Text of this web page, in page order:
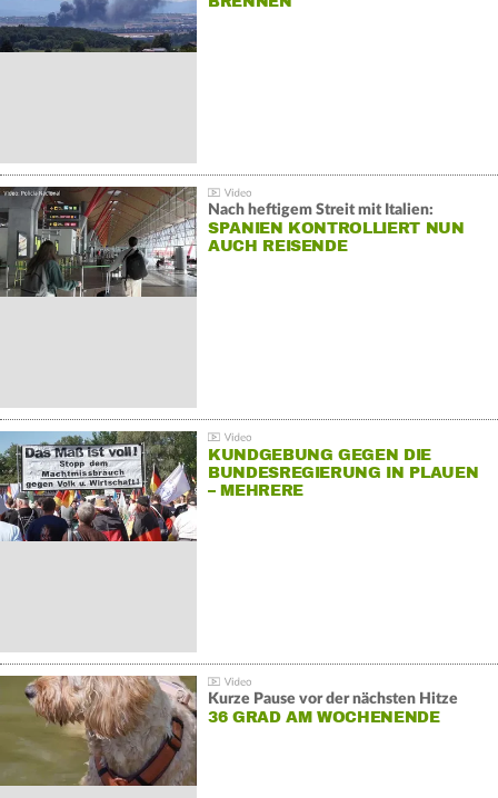
Nach heftigem Streit mit Italien:
SPANIEN KONTROLLIERT NUN
AUCH REISENDE
KUNDGEBUNG GEGEN DIE
BUNDESREGIERUNG IN PLAUEN
– MEHRERE
Kurze Pause vor der nächsten Hitze
36 GRAD AM WOCHENENDE